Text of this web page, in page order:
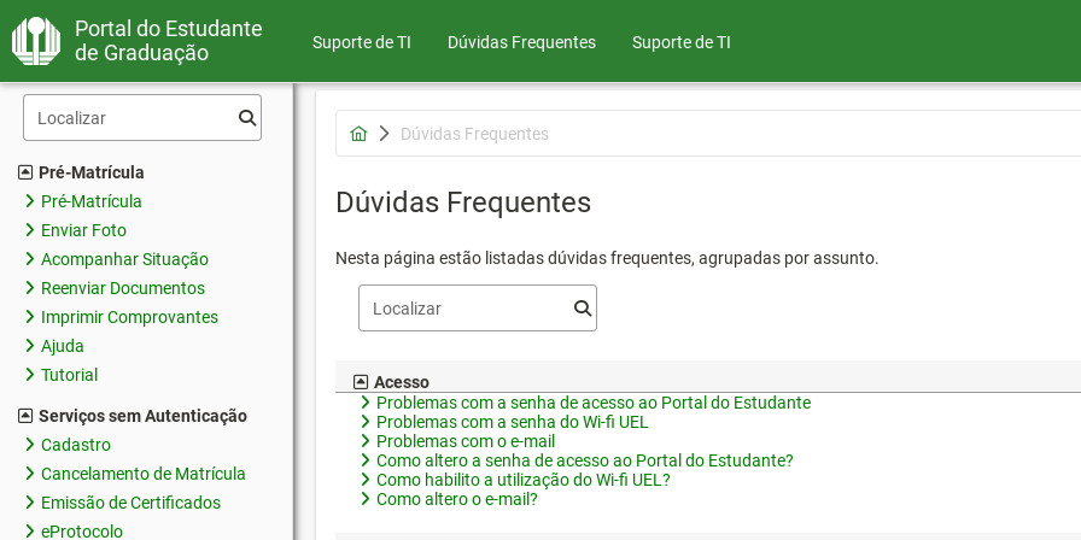
Portal do Estudante
de Graduação
Suporte de TI Dúvidas Frequentes Suporte de TI
Pré-Matrícula
Pré-Matrícula
Enviar Foto
Acompanhar Situação
Reenviar Documentos
Imprimir Comprovantes
Ajuda
Tutorial
Serviços sem Autenticação
Cadastro
Cancelamento de Matrícula
Emissão de Certificados
eProtocolo
Dúvidas Frequentes
Dúvidas Frequentes
Nesta página estão listadas dúvidas frequentes, agrupadas por assunto.
Acesso
Problemas com a senha de acesso ao Portal do Estudante
Problemas com a senha do Wi-fi UEL
Problemas com o e-mail
Como altero a senha de acesso ao Portal do Estudante?
Como habilito a utilização do Wi-fi UEL?
Como altero o e-mail?